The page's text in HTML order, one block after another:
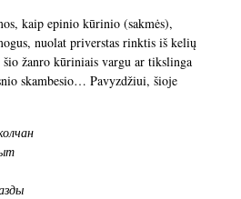
kaip epinio kūrinio (sakmės),
nuolat priverstas rinktis iš kelių
žanro kūriniais vargu ar tikslinga
skambesio… Pavyzdžiui, šioje